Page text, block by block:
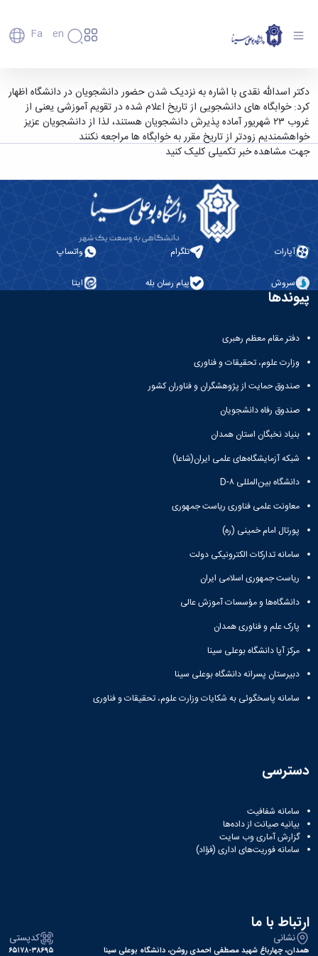
Fa En
دانشگاه
تاریخچه
و
معرفی
برنامه
دانشگاه
معاونت
مدیریت
و
آموزشی
تحصیلات
تکمیلی
دانشجویی
معاونت
پژوهش
و
معاونت
فرهنگی
اجتماعی
نهاد
نمایندگی
مقام
رهبری
تماس
دانشگاه
اعضای
هیأت
علمی
کارکنان
دانشجویان
فارغ
دانشکده‌ها
شیمی
علوم
نفت
هنر
و
معماری
دامپزشکی
علوم
پایه
علوم
و
اجتماعی
های
الملل
(قدم
الآن)
Apply
Now
ورود دانشجویان به خوابگاه ها از عصرِ 23 شهریور/
بازسازی و تعمیرات خوابگاه ها برای رفاه دانشجویان
در طول تابستان صورت گرفته است/رزرو خوابگاه
دانشجویان شاغل به تحصیل در نیمسال گذشته -
دکتر اسدالله نقدی با اشاره به نزدیک شدن حضور دانشجویان در دانشگاه اظهار
کرد: خوابگاه های دانشجویی از تاریخ اعلام شده در تقویم آموزشی یعنی از
غروب ۲۳ شهریور آماده پذیرش دانشجویان هستند، لذا از دانشجویان عزیز
خواهشمندیم زودتر از تاریخ مقرر به خوابگاه ها مراجعه نکنند
جهت مشاهده خبر تکمیلی کلیک کنید
آپارات تلگرام واتساپ
سروش پیام رسان بله ایتا
پیوندها
دفتر مقام معظم رهبری
وزارت علوم، تحقیقات و فناوری
صندوق حمایت از پژوهشگران و فناوران کشور
صندوق رفاه دانشجویان
بنیاد نخبگان استان همدان
شبکه آزمایشگاه‌های علمی ایران(شاعا)
دانشگاه بین‌المللی D-۸
معاونت علمی فناوری ریاست جمهوری
پورتال امام خمینی (ره)
سامانه تدارکات الکترونیکی دولت
ریاست جمهوری اسلامی ایران
دانشگاه‌ها و مؤسسات آموزش عالی
پارک علم و فناوری همدان
مرکز آپا دانشگاه بوعلی سینا
دبیرستان پسرانه دانشگاه بوعلی سینا
سامانه پاسخگوئی به شکایات وزارت علوم، تحقیقات و فناوری
دسترسی
سامانه شفافیت
بیانیه صیانت از داده‌ها
گزارش آماری وب‌ سایت
سامانه فوریت‌های اداری (فؤاد)
ارتباط با ما
نشانی
همدان، چهارباغ شهید مصطفی احمدی روشن، دانشگاه بوعلی سینا
کدپستی
۶۵۱۷۸-۳۸۶۹۵